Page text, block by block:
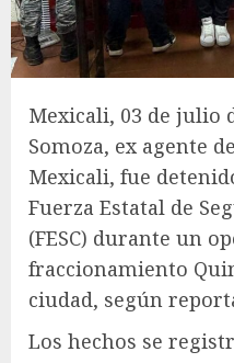
Mexicali, 03 de julio
Somoza, ex agente
Mexicali, fue
Fuerza Estatal de
(FESC) durante un
fraccionamiento
ciudad, según
Los hechos se